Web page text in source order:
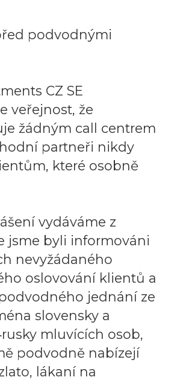
podvodnými
CZ SE
veřejnost, že
žádným call centrem
partneři nikdy
které osobně
vydáváme z
jsme byli informováni
nevyžádaného
oslovování klientů a
jednání ze
slovensky a
mluvících osob,
podvodně nabízejí
lákaní na